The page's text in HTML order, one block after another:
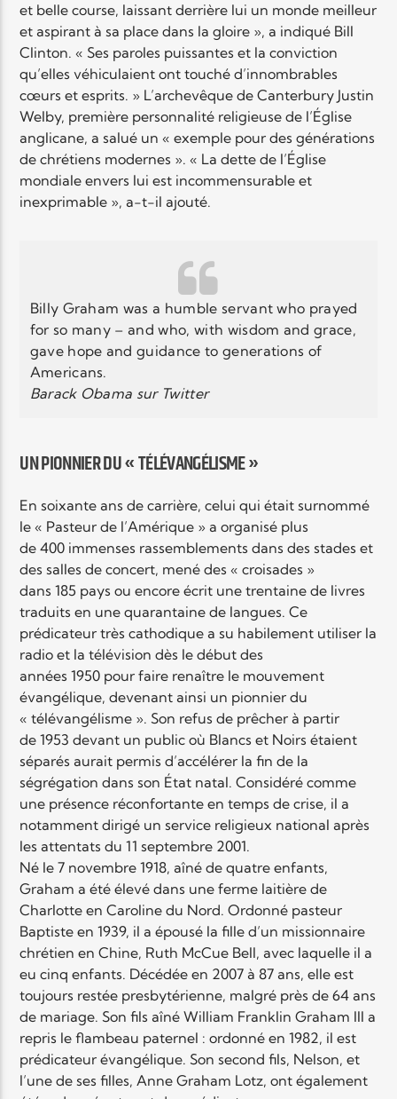
et belle course, laissant derrière lui un monde meilleur
et aspirant à sa place dans la gloire », a indiqué Bill
Clinton. « Ses paroles puissantes et la conviction
qu’elles véhiculaient ont touché d’innombrables
cœurs et esprits. » L’archevêque de Canterbury Justin
Welby, première personnalité religieuse de l’Église
anglicane, a salué un « exemple pour des générations
de chrétiens modernes ». « La dette de l’Église
mondiale envers lui est incommensurable et
inexprimable », a-t-il ajouté.
Billy Graham was a humble servant who prayed
for so many – and who, with wisdom and grace,
gave hope and guidance to generations of
Americans.
Barack Obama sur Twitter
UN PIONNIER DU « TÉLÉVANGÉLISME »
En soixante ans de carrière, celui qui était surnommé
le « Pasteur de l’Amérique » a organisé plus
de 400 immenses rassemblements dans des stades et
des salles de concert, mené des « croisades »
dans 185 pays ou encore écrit une trentaine de livres
traduits en une quarantaine de langues. Ce
prédicateur très cathodique a su habilement utiliser la
radio et la télévision dès le début des
années 1950 pour faire renaître le mouvement
évangélique, devenant ainsi un pionnier du
« télévangélisme ». Son refus de prêcher à partir
de 1953 devant un public où Blancs et Noirs étaient
séparés aurait permis d’accélérer la fin de la
ségrégation dans son État natal. Considéré comme
une présence réconfortante en temps de crise, il a
notamment dirigé un service religieux national après
les attentats du 11 septembre 2001.
Né le 7 novembre 1918, aîné de quatre enfants,
Graham a été élevé dans une ferme laitière de
Charlotte en Caroline du Nord. Ordonné pasteur
Baptiste en 1939, il a épousé la fille d’un missionnaire
chrétien en Chine, Ruth McCue Bell, avec laquelle il a
eu cinq enfants. Décédée en 2007 à 87 ans, elle est
toujours restée presbytérienne, malgré près de 64 ans
de mariage. Son fils aîné William Franklin Graham III a
repris le flambeau paternel : ordonné en 1982, il est
prédicateur évangélique. Son second fils, Nelson, et
l’une de ses filles, Anne Graham Lotz, ont également